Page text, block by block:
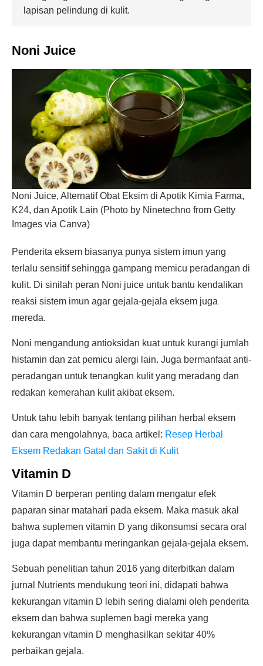
lapisan pelindung di kulit.
Noni Juice
Noni Juice, Alternatif Obat Eksim di Apotik Kimia Farma,
K24, dan Apotik Lain (Photo by Ninetechno from Getty
Images via Canva)
Penderita eksem biasanya punya sistem imun yang
terlalu sensitif sehingga gampang memicu peradangan di
kulit. Di sinilah peran Noni juice untuk bantu kendalikan
reaksi sistem imun agar gejala-gejala eksem juga
mereda.
Noni mengandung antioksidan kuat untuk kurangi jumlah
histamin dan zat pemicu alergi lain. Juga bermanfaat anti-
peradangan untuk tenangkan kulit yang meradang dan
redakan kemerahan kulit akibat eksem.
Untuk tahu lebih banyak tentang pilihan herbal eksem
dan cara mengolahnya, baca artikel: Resep Herbal
Eksem Redakan Gatal dan Sakit di Kulit
Vitamin D
Vitamin D berperan penting dalam mengatur efek
paparan sinar matahari pada eksem. Maka masuk akal
bahwa suplemen vitamin D yang dikonsumsi secara oral
juga dapat membantu meringankan gejala-gejala eksem.
Sebuah penelitian tahun 2016 yang diterbitkan dalam
jurnal Nutrients mendukung teori ini, didapati bahwa
kekurangan vitamin D lebih sering dialami oleh penderita
eksem dan bahwa suplemen bagi mereka yang
kekurangan vitamin D menghasilkan sekitar 40%
perbaikan gejala.